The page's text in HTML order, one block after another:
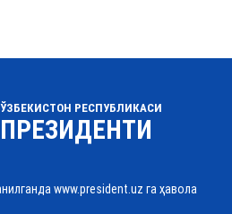
ЎЗБЕКИСТОН РЕСПУБЛИКАСИ
ПРЕЗИДЕНТИ
www.president.uz га ҳавола